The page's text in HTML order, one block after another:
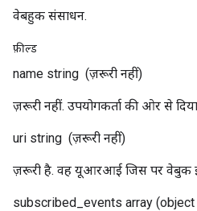
वेबहुक संसाधन.
फ़ील्ड
name string (ज़रूरी नहीं)
ज़रूरी नहीं. उपयोगकर्ता की ओर से
uri string (ज़रूरी नहीं)
ज़रूरी है. वह यूआरआई जिस पर वेबुक
subscribed_events array